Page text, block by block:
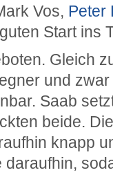
Vos, Peter
Start ins
Gleich
und
Saab
beide.
knapp